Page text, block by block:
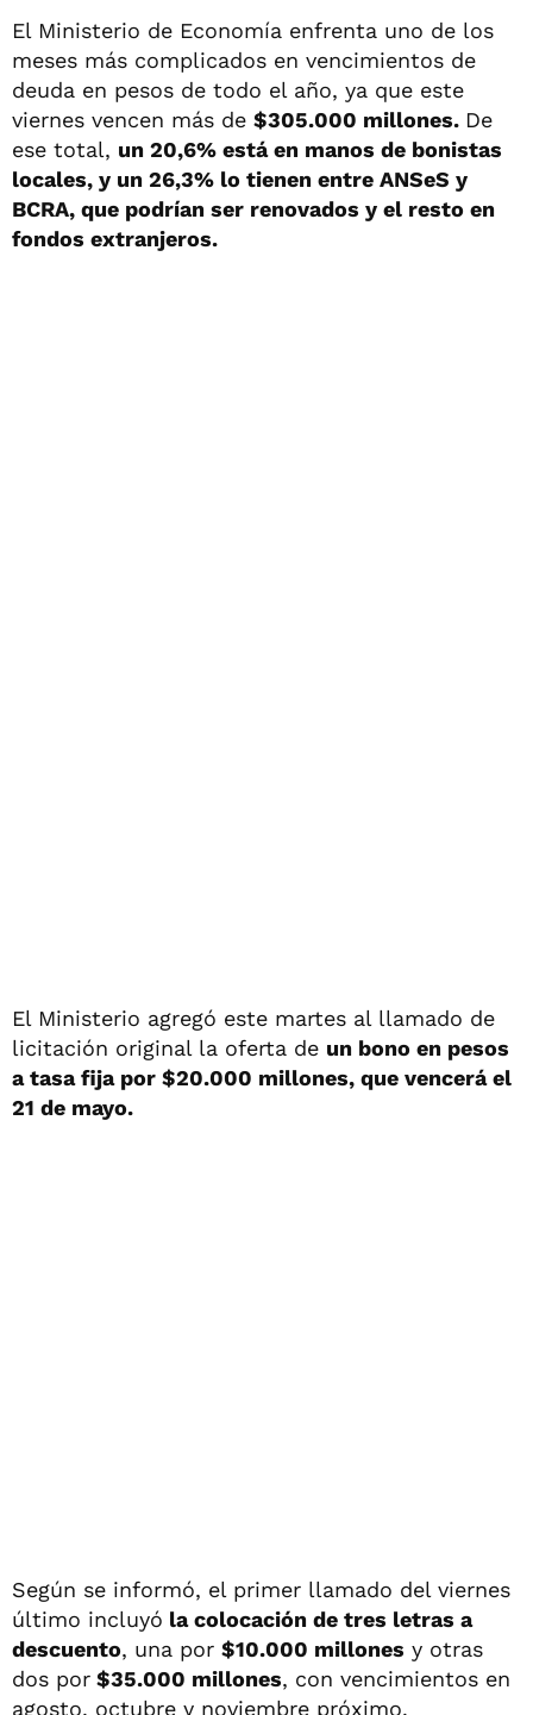
El Ministerio de Economía enfrenta uno de los
meses más complicados en vencimientos de
deuda en pesos de todo el año, ya que este
viernes vencen más de $305.000 millones. De
ese total, un 20,6% está en manos de bonistas
locales, y un 26,3% lo tienen entre ANSeS y
BCRA, que podrían ser renovados y el resto en
fondos extranjeros.
El Ministerio agregó este martes al llamado de
licitación original la oferta de un bono en pesos
a tasa fija por $20.000 millones, que vencerá el
21 de mayo.
Según se informó, el primer llamado del viernes
último incluyó la colocación de tres letras a
descuento, una por $10.000 millones y otras
dos por $35.000 millones, con vencimientos en
agosto, octubre y noviembre próximo.